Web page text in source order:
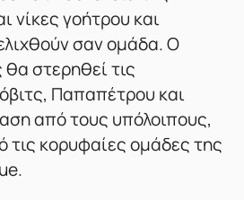
νίκες γοήτρου και
σαν ομάδα. Ο
στερηθεί τις
Παπαπέτρου και
από τους υπόλοιπους,
τις κορυφαίες ομάδες της